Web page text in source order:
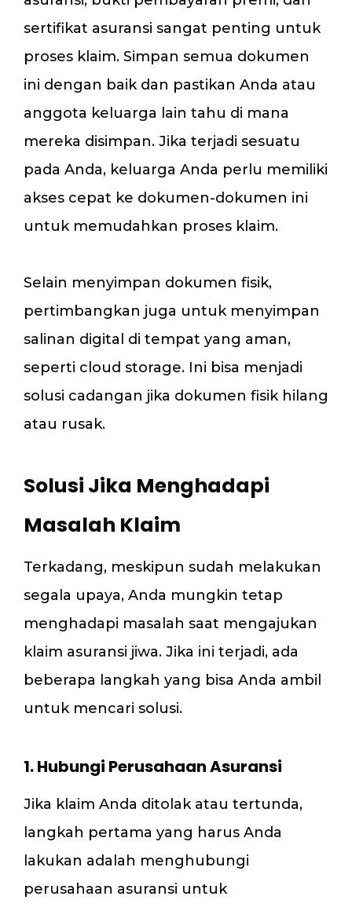
sertifikat asuransi sangat penting untuk
proses klaim. Simpan semua dokumen
ini dengan baik dan pastikan Anda atau
anggota keluarga lain tahu di mana
mereka disimpan. Jika terjadi sesuatu
pada Anda, keluarga Anda perlu memiliki
akses cepat ke dokumen-dokumen ini
untuk memudahkan proses klaim.
Selain menyimpan dokumen fisik,
pertimbangkan juga untuk menyimpan
salinan digital di tempat yang aman,
seperti cloud storage. Ini bisa menjadi
solusi cadangan jika dokumen fisik hilang
atau rusak.
Solusi Jika Menghadapi
Masalah Klaim
Terkadang, meskipun sudah melakukan
segala upaya, Anda mungkin tetap
menghadapi masalah saat mengajukan
klaim asuransi jiwa. Jika ini terjadi, ada
beberapa langkah yang bisa Anda ambil
untuk mencari solusi.
1. Hubungi Perusahaan Asuransi
Jika klaim Anda ditolak atau tertunda,
langkah pertama yang harus Anda
lakukan adalah menghubungi
perusahaan asuransi untuk